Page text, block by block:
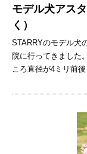
モデル犬アス
く）
STARRYのモデル犬
院に行ってきました
ころ直径が4ミリ前後ぐら
前足を痛がりだした
跳ねていたのですが
た。アスターはほと